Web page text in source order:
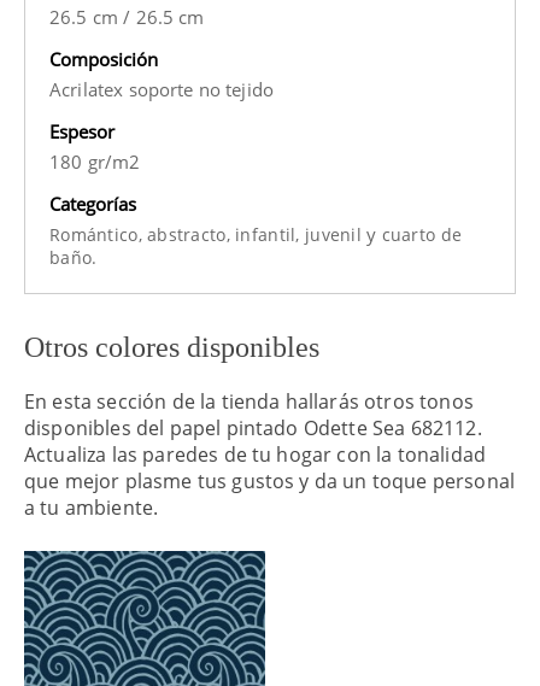
26.5 cm/ 26.5 cm
Composición
Acrilatex soporte no tejido
Espesor
180 gr/m2
Categorías
Romántico,abstracto, infantil, juvenily cuarto de
baño.
Otros colores disponibles
En esta sección de la tienda hallarás otros tonos
disponibles del papel pintado Odette Sea 682112.
Actualiza las paredes de tu hogar con la tonalidad
que mejor plasme tus gustos y da un toque personal
a tu ambiente.